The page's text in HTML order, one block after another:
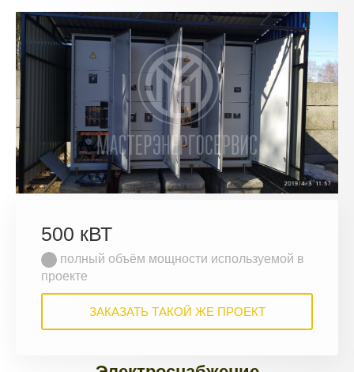
500 кВТ
полный объём мощности используемой в
проекте
ЗАКАЗАТЬ ТАКОЙ ЖЕ ПРОЕКТ